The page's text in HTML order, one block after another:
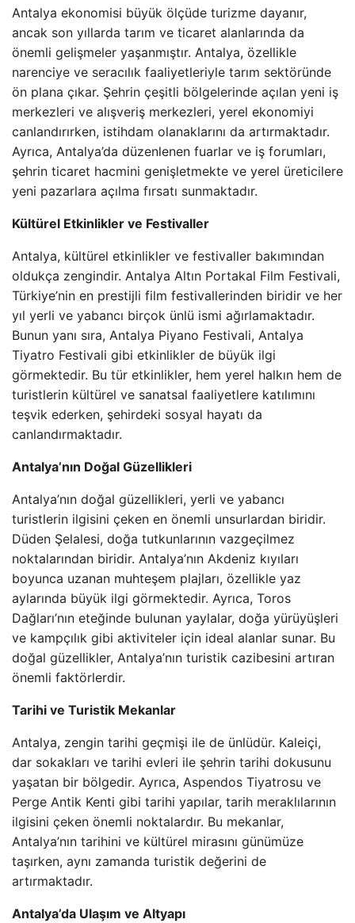
Antalya ekonomisi büyük ölçüde turizme dayanır,
ancak son yıllarda tarım ve ticaret alanlarında da
önemli gelişmeler yaşanmıştır. Antalya, özellikle
narenciye ve seracılık faaliyetleriyle tarım sektöründe
ön plana çıkar. Şehrin çeşitli bölgelerinde açılan yeni iş
merkezleri ve alışveriş merkezleri, yerel ekonomiyi
canlandırırken, istihdam olanaklarını da artırmaktadır.
Ayrıca, Antalya’da düzenlenen fuarlar ve iş forumları,
şehrin ticaret hacmini genişletmekte ve yerel üreticilere
yeni pazarlara açılma fırsatı sunmaktadır.
Kültürel Etkinlikler ve Festivaller
Antalya, kültürel etkinlikler ve festivaller bakımından
oldukça zengindir. Antalya Altın Portakal Film Festivali,
Türkiye’nin en prestijli film festivallerinden biridir ve her
yıl yerli ve yabancı birçok ünlü ismi ağırlamaktadır.
Bunun yanı sıra, Antalya Piyano Festivali, Antalya
Tiyatro Festivali gibi etkinlikler de büyük ilgi
görmektedir. Bu tür etkinlikler, hem yerel halkın hem de
turistlerin kültürel ve sanatsal faaliyetlere katılımını
teşvik ederken, şehirdeki sosyal hayatı da
canlandırmaktadır.
Antalya’nın Doğal Güzellikleri
Antalya’nın doğal güzellikleri, yerli ve yabancı
turistlerin ilgisini çeken en önemli unsurlardan biridir.
Düden Şelalesi, doğa tutkunlarının vazgeçilmez
noktalarından biridir. Antalya’nın Akdeniz kıyıları
boyunca uzanan muhteşem plajları, özellikle yaz
aylarında büyük ilgi görmektedir. Ayrıca, Toros
Dağları’nın eteğinde bulunan yaylalar, doğa yürüyüşleri
ve kampçılık gibi aktiviteler için ideal alanlar sunar. Bu
doğal güzellikler, Antalya’nın turistik cazibesini artıran
önemli faktörlerdir.
Tarihi ve Turistik Mekanlar
Antalya, zengin tarihi geçmişi ile de ünlüdür. Kaleiçi,
dar sokakları ve tarihi evleri ile şehrin tarihi dokusunu
yaşatan bir bölgedir. Ayrıca, Aspendos Tiyatrosu ve
Perge Antik Kenti gibi tarihi yapılar, tarih meraklılarının
ilgisini çeken önemli noktalardır. Bu mekanlar,
Antalya’nın tarihini ve kültürel mirasını günümüze
taşırken, aynı zamanda turistik değerini de
artırmaktadır.
Antalya’da Ulaşım ve Altyapı